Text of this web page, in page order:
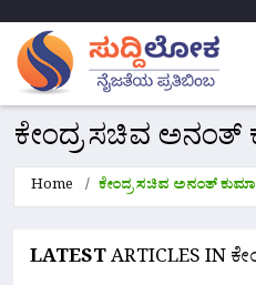
ಕೇಂದ್ರ ಸಚಿವ ಅನಂತ್
Home ಕೇಂದ್ರ ಸಚಿವ ಅನಂತ್
LATESTARTICLES IN